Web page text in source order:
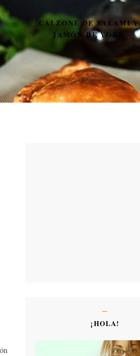
CALZONE DE SALAMI Y
JAMÓN DE YORK
¡HOLA!